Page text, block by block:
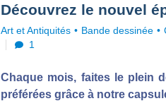
Découvrez le nouvel
Art et Antiquités Bande dessinée
1
Chaque mois, faites le plein
préférées grâce à notre